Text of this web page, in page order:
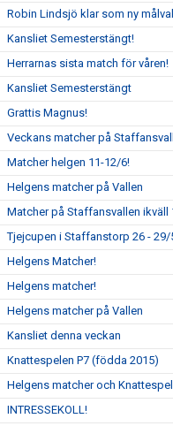
Robin Lindsjö klar som ny
Kansliet Semesterstängt!
Herrarnas sista match för våren!
Kansliet Semesterstängt
Grattis Magnus!
Veckans matcher på
Matcher helgen 11-12/6!
Helgens matcher på Vallen
Matcher på Staffansvallen ikväll
Tjejcupen i Staffanstorp 26 - 29/
Helgens Matcher!
Helgens matcher!
Helgens matcher på Vallen
Kansliet denna veckan
Knattespelen P7 (födda 2015)
Helgens matcher och Knattespel
INTRESSEKOLL!